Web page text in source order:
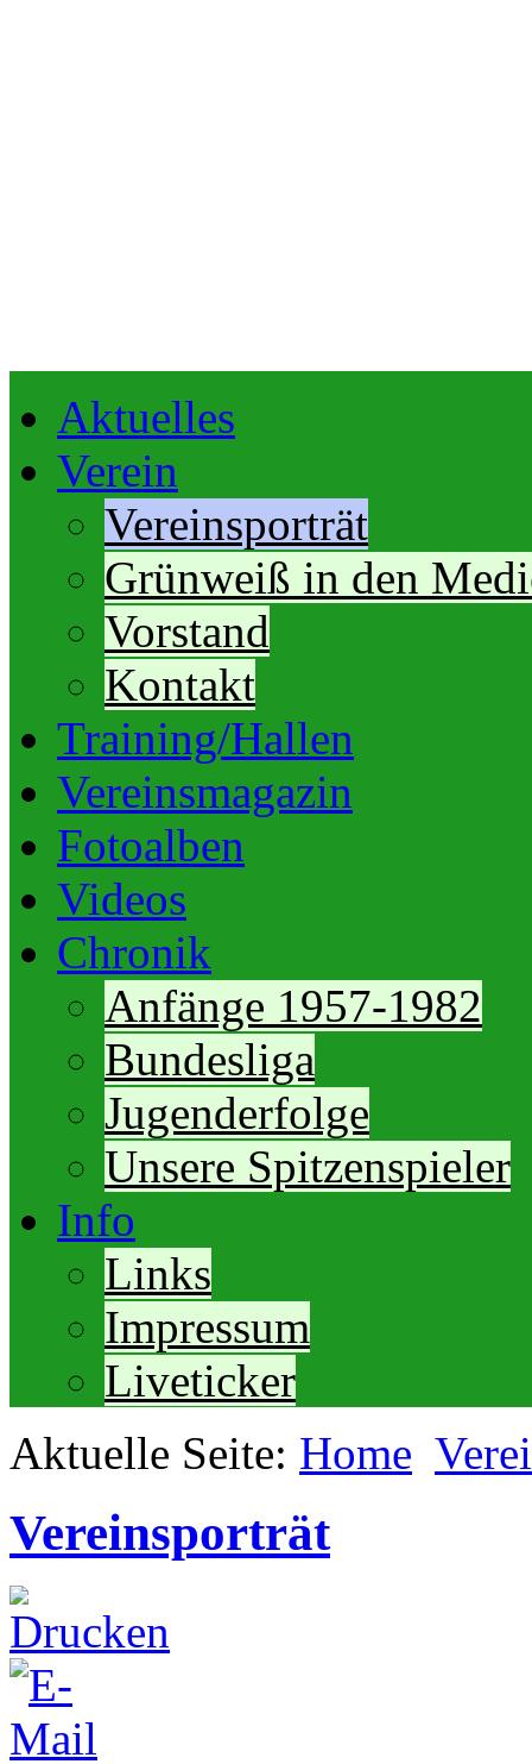
Aktuelles
Verein
Vereinsporträt
Grünweiß in den
Vorstand
Kontakt
Training/Hallen
Vereinsmagazin
Fotoalben
Videos
Chronik
Anfänge 1957-1982
Bundesliga
Jugenderfolge
Unsere Spitzenspieler
Info
Links
Impressum
Liveticker
Aktuelle Seite: Home
Vereinsporträt